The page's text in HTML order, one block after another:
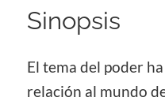
Sinopsis
El tema del poder
relación al mundo